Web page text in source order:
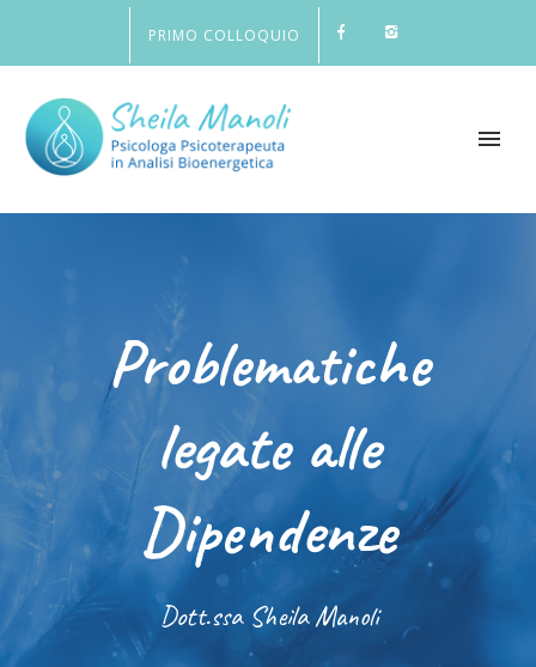
PRIMO COLLOQUIO
Problematiche
legate alle
Dipendenze
Dott.ssa Sheila Manoli